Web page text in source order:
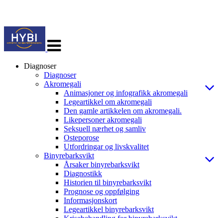
navigasjon
Diagnoser
Diagnoser
Akromegali
Animasjoner og infografikk akromegali
Legeartikkel om akromegali
Den gamle artikkelen om akromegali.
Likepersoner akromegali
Seksuell nærhet og samliv
Osteporose
Utfordringar og livskvalitet
Binyrebarksvikt
Årsaker binyrebarksvikt
Diagnostikk
Historien til binyrebarksvikt
Prognose og oppfølging
Informasjonskort
Legeartikkel binyrebarksvikt